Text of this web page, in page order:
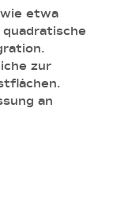
wie etwa
zur
an